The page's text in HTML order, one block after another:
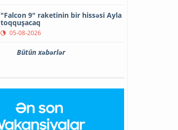
"Falcon 9" raketinin bir hissəsi Ayla
toqquşacaq
05-08-2026
Bütün xəbərlər